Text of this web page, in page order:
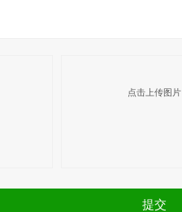
点击上传图片
提交